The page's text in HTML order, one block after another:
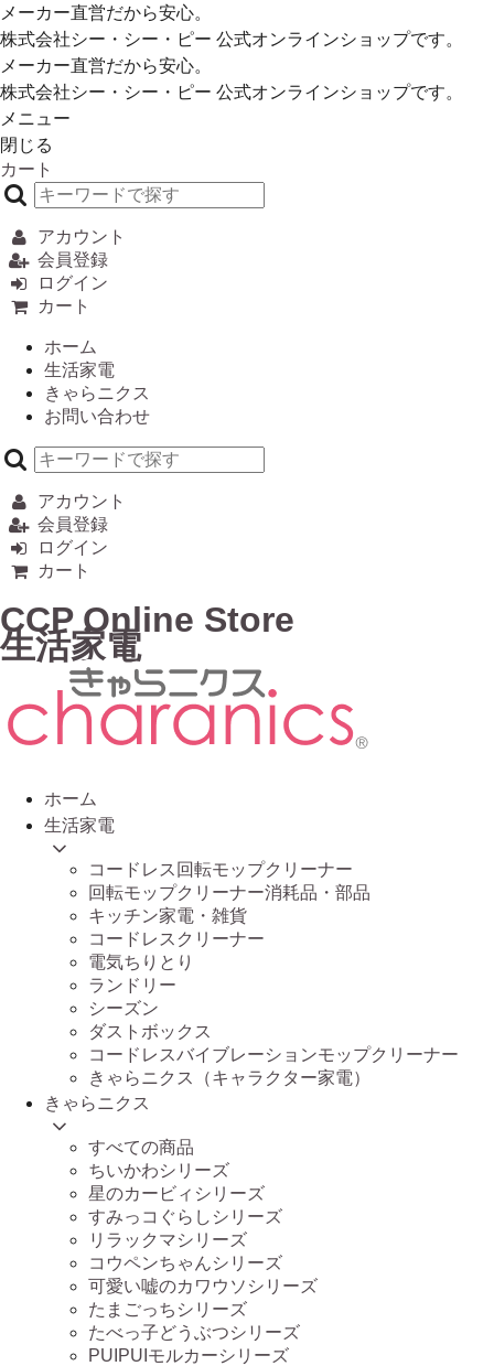
メーカー直営だから安心。
株式会社シー・シー・ピー 公式オンラインショップです。
メーカー直営だから安心。
株式会社シー・シー・ピー 公式オンラインショップです。
メニュー
閉じる
カート
アカウント
会員登録
ログイン
カート
ホーム
生活家電
きゃらニクス
お問い合わせ
アカウント
会員登録
ログイン
カート
CCP Online Store
生活家電
ホーム
生活家電
コードレス回転モップクリーナー
回転モップクリーナー消耗品・部品
キッチン家電・雑貨
コードレスクリーナー
電気ちりとり
ランドリー
シーズン
ダストボックス
コードレスバイブレーションモップクリーナー
きゃらニクス（キャラクター家電）
きゃらニクス
すべての商品
ちいかわシリーズ
星のカービィシリーズ
すみっコぐらしシリーズ
リラックマシリーズ
コウペンちゃんシリーズ
可愛い嘘のカワウソシリーズ
たまごっちシリーズ
たべっ子どうぶつシリーズ
PUIPUIモルカーシリーズ